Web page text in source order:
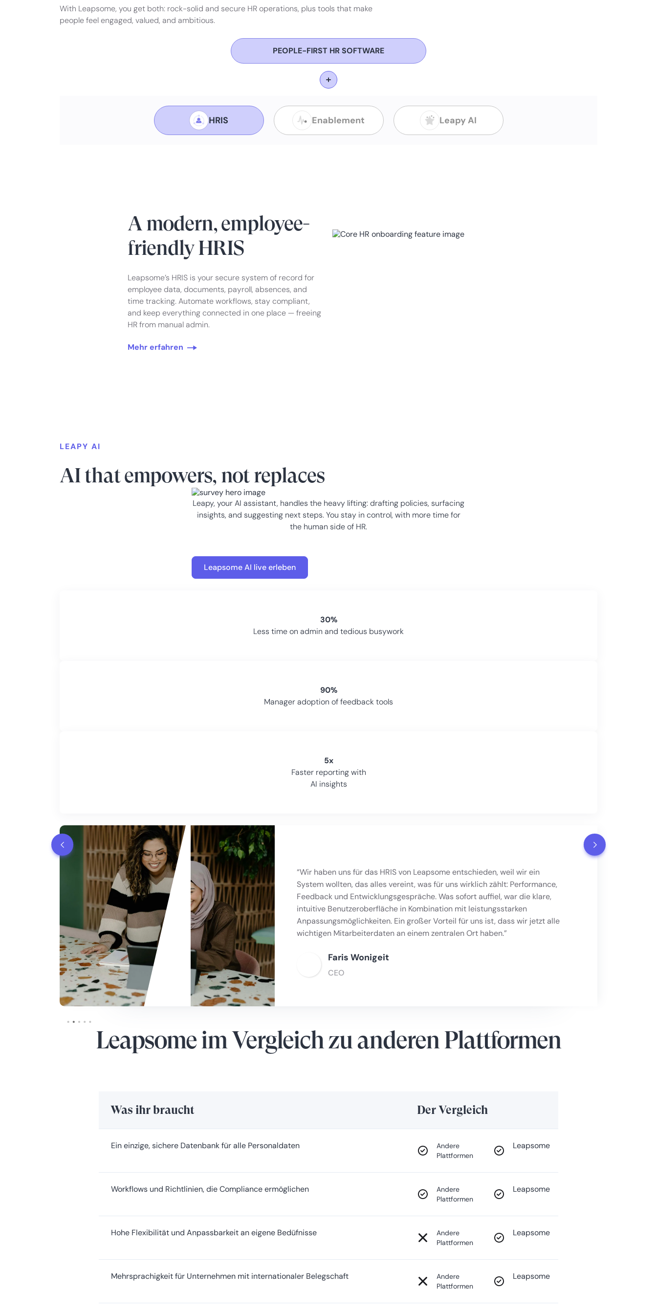
With Leapsome, you get both: rock-solid and secure HR operations, plus tools that make
people feel engaged, valued, and ambitious.
PEOPLE-FIRST HR SOFTWARE
HRIS Enablement Leapy AI
A modern, employee-
friendly HRIS
Leapsome’s HRIS is your secure system of record for
employee data, documents, payroll, absences, and
time tracking. Automate workflows, stay compliant,
and keep everything connected in one place — freeing
HR from manual admin.
Mehr erfahren
LEAPY AI
AI that empowers, not replaces
Leapy, your AI assistant, handles the heavy lifting: drafting policies, surfacing
insights, and suggesting next steps. You stay in control, with more time for
the human side of HR.
Leapsome AI live erleben
30%
Less time on admin and tedious busywork
90%
Manager adoption of feedback tools
5x
Faster reporting with
AI insights
“Wir haben uns für das HRIS von Leapsome entschieden, weil wir ein
System wollten, das alles vereint, was für uns wirklich zählt: Performance,
Feedback und Entwicklungsgespräche. Was sofort auffiel, war die klare,
intuitive Benutzeroberfläche in Kombination mit leistungsstarken
Anpassungsmöglichkeiten. Ein großer Vorteil für uns ist, dass wir jetzt alle
wichtigen Mitarbeiterdaten an einem zentralen Ort haben.”
Faris Wonigeit
CEO
Leapsome im Vergleich zu anderen Plattformen
Was ihr braucht Der Vergleich
Ein einzige, sichere Datenbank für alle Personaldaten
Andere
Plattformen
Leapsome
Workflows und Richtlinien, die Compliance ermöglichen
Andere
Plattformen
Leapsome
Hohe Flexibilität und Anpassbarkeit an eigene Bedüfnisse
Andere
Plattformen
Leapsome
Mehrsprachigkeit für Unternehmen mit internationaler Belegschaft
Andere
Plattformen
Leapsome